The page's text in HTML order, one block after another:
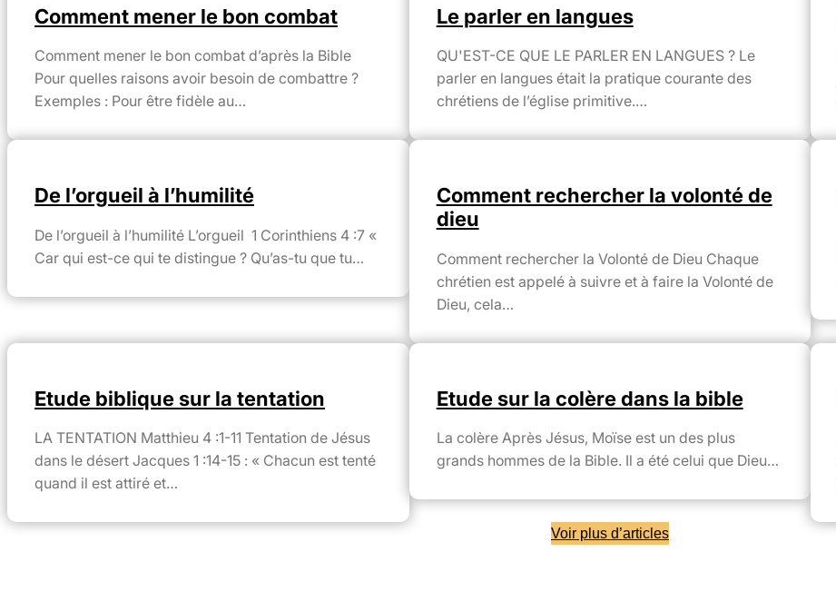
Comment mener le bon combat
Comment mener le bon combat d’après la Bible
Pour quelles raisons avoir besoin de combattre ?
Exemples : Pour être fidèle au…
Le parler en langues
QU'EST-CE QUE LE PARLER EN LANGUES ? Le
parler en langues était la pratique courante des
chrétiens de l’église primitive.…
De l’orgueil à l’humilité
De l’orgueil à l’humilité L’orgueil 1 Corinthiens 4 :7 «
Car qui est-ce qui te distingue ? Qu’as-tu que tu…
Comment rechercher la volonté de
dieu
Comment rechercher la Volonté de Dieu Chaque
chrétien est appelé à suivre et à faire la Volonté de
Dieu, cela…
Etude biblique sur la tentation
LA TENTATION Matthieu 4 :1-11 Tentation de Jésus
dans le désert Jacques 1 :14-15 : « Chacun est tenté
quand il est attiré et…
Etude sur la colère dans la bible
La colère Après Jésus, Moïse est un des plus
grands hommes de la Bible. Il a été celui que Dieu…
Voir plus d’articles